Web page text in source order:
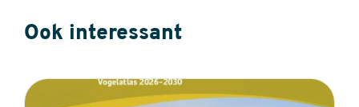
Ook interessant